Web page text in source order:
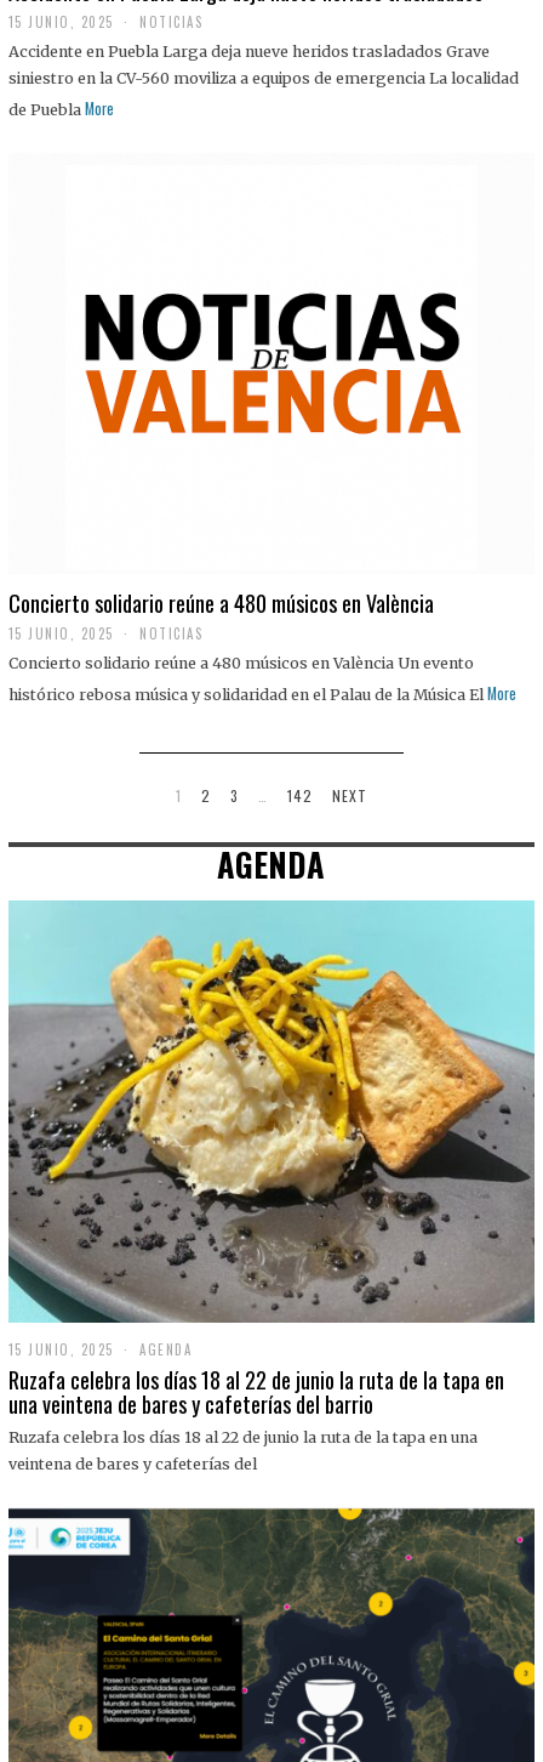
15 JUNIO, 2025 NOTICIAS
Accidente en Puebla Larga deja nueve heridos trasladados Grave
siniestro en la CV-560 moviliza a equipos de emergencia La localidad
de Puebla More
Concierto solidario reúne a 480 músicos en València
15 JUNIO, 2025 NOTICIAS
Concierto solidario reúne a 480 músicos en València Un evento
histórico rebosa música y solidaridad en el Palau de la Música El More
1 2 3 142 NEXT
AGENDA
15 JUNIO, 2025
J
U
I
O
0
2
5
AGENDA
Ruzafa celebra los días 18 al 22 de junio la ruta de la tapa en
una veintena de bares y cafeterías del barrio
Ruzafa celebra los días 18 al 22 de junio la ruta de la tapa en una
veintena de bares y cafeterías del